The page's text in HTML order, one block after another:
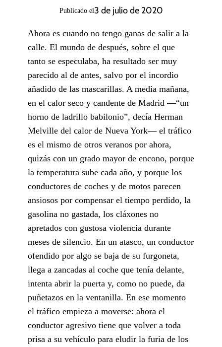
Publicado el3 de julio de 2020
Ahora es cuando no tengo ganas de salir a la
calle. El mundo de después, sobre el que
tanto se especulaba, ha resultado ser muy
parecido al de antes, salvo por el incordio
añadido de las mascarillas. A media mañana,
en el calor seco y candente de Madrid —“un
horno de ladrillo babilonio”, decía Herman
Melville del calor de Nueva York— el tráfico
es el mismo de otros veranos por ahora,
quizás con un grado mayor de encono, porque
la temperatura sube cada año, y porque los
conductores de coches y de motos parecen
ansiosos por compensar el tiempo perdido, la
gasolina no gastada, los cláxones no
apretados con gustosa violencia durante
meses de silencio. En un atasco, un conductor
ofendido por algo se baja de su furgoneta,
llega a zancadas al coche que tenía delante,
intenta abrir la puerta y, como no puede, da
puñetazos en la ventanilla. En ese momento
el tráfico empieza a moverse: ahora el
conductor agresivo tiene que volver a toda
prisa a su vehícu­lo para eludir la furia de los